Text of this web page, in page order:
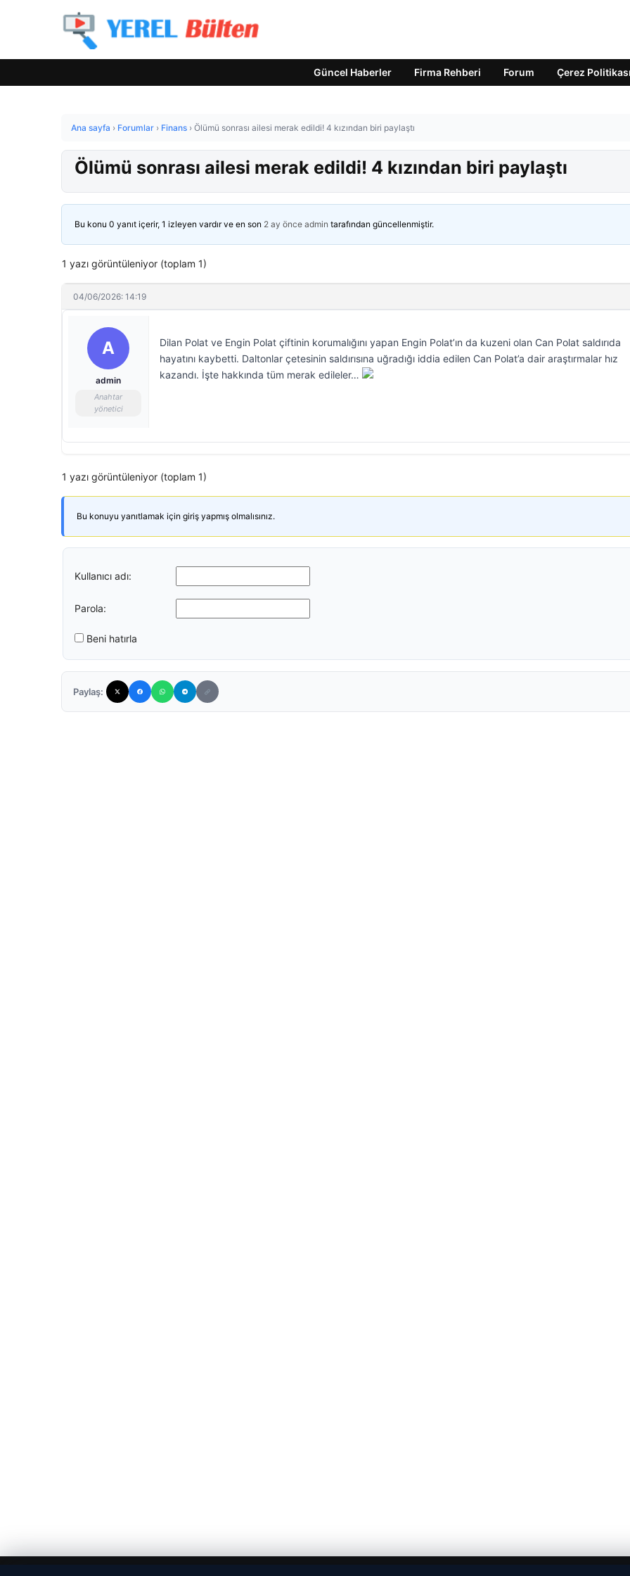
Güncel Haberler Firma Rehberi Forum Çerez Politikası
Ana sayfa › Forumlar › Finans › Ölümü sonrası ailesi merak edildi! 4 kızından biri paylaştı
Ölümü sonrası ailesi merak edildi! 4 kızından biri paylaştı
Bu konu 0 yanıt içerir, 1 izleyen vardır ve en son 2 ay önce admin tarafından güncellenmiştir.
1 yazı görüntüleniyor (toplam 1)
04/06/2026: 14:19
A
admin
Anahtar
yönetici
Dilan Polat ve Engin Polat çiftinin korumalığını yapan Engin Polat’ın da kuzeni olan Can Polat saldırıda
hayatını kaybetti. Daltonlar çetesinin saldırısına uğradığı iddia edilen Can Polat’a dair araştırmalar hız
kazandı. İşte hakkında tüm merak edileler…
1 yazı görüntüleniyor (toplam 1)
Bu konuyu yanıtlamak için giriş yapmış olmalısınız.
Kullanıcı adı:
Parola:
Beni hatırla
Paylaş: